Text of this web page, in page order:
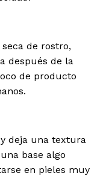
de rostro,
después de la
de producto
deja una textura
base algo
en pieles muy